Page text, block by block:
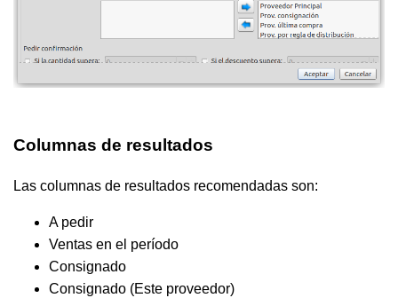
Columnas de resultados
Las columnas de resultados recomendadas son:
A pedir
Ventas en el período
Consignado
Consignado (Este proveedor)